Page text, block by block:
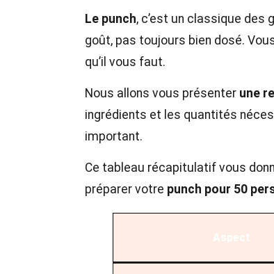
Le punch, c’est un classique
goût, pas toujours bien dosé.
qu’il vous faut.
Nous allons vous présenter une
ingrédients et les quantités
important.
Ce tableau récapitulatif vous
préparer votre punch pour 50
Aspect